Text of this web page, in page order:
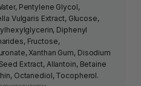
Pentylene Glycol,
Vulgaris Extract, Glucose,
Diphenyl
Fructose,
Xanthan Gum, Disodium
Extract, Allantoin, Betaine
Octanediol, Tocopherol.